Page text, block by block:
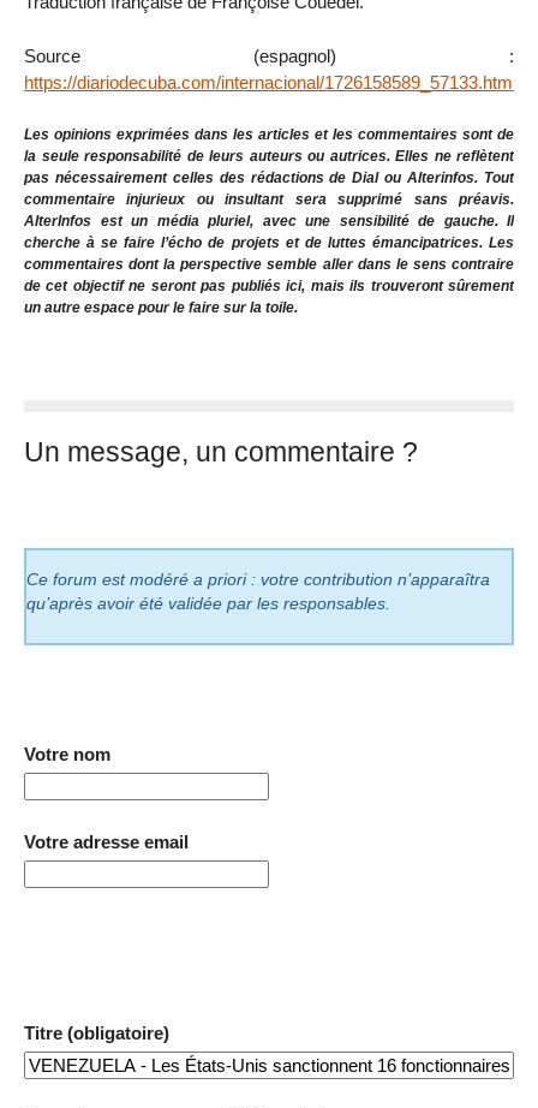
Source (espagnol) :
https://diariodecuba.com/internacional/1726158589_57133.html
Les opinions exprimées dans les articles et les commentaires sont de
la seule responsabilité de leurs auteurs ou autrices. Elles ne reflètent
pas nécessairement celles des rédactions de Dial ou Alterinfos. Tout
commentaire injurieux ou insultant sera supprimé sans préavis.
AlterInfos est un média pluriel, avec une sensibilité de gauche. Il
cherche à se faire l’écho de projets et de luttes émancipatrices. Les
commentaires dont la perspective semble aller dans le sens contraire
de cet objectif ne seront pas publiés ici, mais ils trouveront sûrement
un autre espace pour le faire sur la toile.
Un message, un commentaire ?
Ce forum est modéré a priori : votre contribution n’apparaîtra
qu’après avoir été validée par les responsables.
Votre nom
Votre adresse email
Titre (obligatoire)